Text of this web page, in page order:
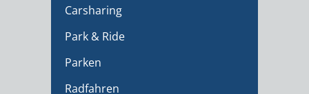
Carsharing
Park & Ride
Parken
Radfahren